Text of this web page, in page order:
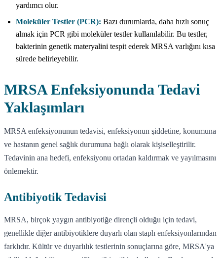
yardımcı olur.
Moleküler Testler (PCR): Bazı durumlarda, daha hızlı sonuç
almak için PCR gibi moleküler testler kullanılabilir. Bu testler,
bakterinin genetik materyalini tespit ederek MRSA varlığını kısa
sürede belirleyebilir.
MRSA Enfeksiyonunda Tedavi
Yaklaşımları
MRSA enfeksiyonunun tedavisi, enfeksiyonun şiddetine, konumuna
ve hastanın genel sağlık durumuna bağlı olarak kişiselleştirilir.
Tedavinin ana hedefi, enfeksiyonu ortadan kaldırmak ve yayılmasını
önlemektir.
Antibiyotik Tedavisi
MRSA, birçok yaygın antibiyotiğe dirençli olduğu için tedavi,
genellikle diğer antibiyotiklere duyarlı olan staph enfeksiyonlarından
farklıdır. Kültür ve duyarlılık testlerinin sonuçlarına göre, MRSA'ya